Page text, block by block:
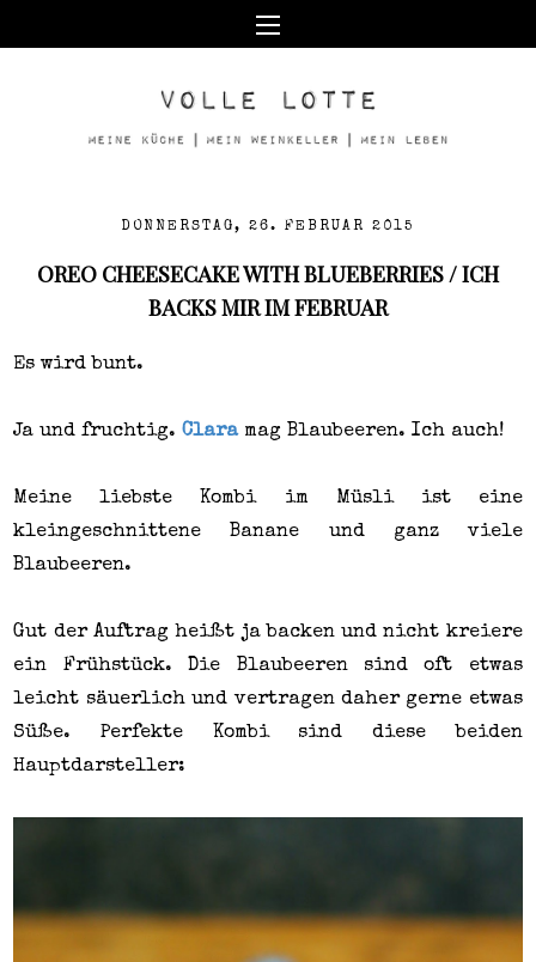
DONNERSTAG, 26. FEBRUAR 2015
OREO CHEESECAKE WITH BLUEBERRIES / ICH
BACKS MIR IM FEBRUAR
Es wird bunt.
Ja und fruchtig.Claramag Blaubeeren. Ich auch!
Meine liebste Kombi im Müsli ist eine
kleingeschnittene Banane und ganz viele
Blaubeeren.
Gut der Auftrag heißt ja backen und nicht kreiere
ein Frühstück. Die Blaubeeren sind oft etwas
leicht säuerlich und vertragen daher gerne etwas
Süße. Perfekte Kombi sind diese beiden
Hauptdarsteller: